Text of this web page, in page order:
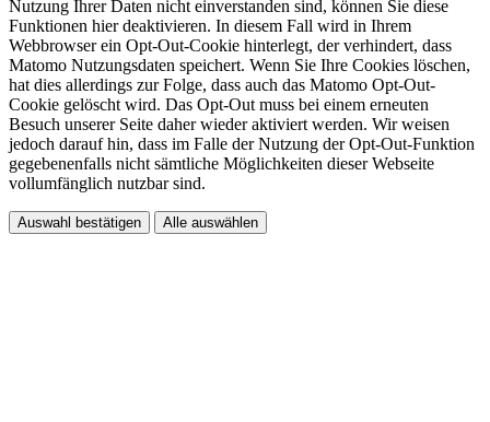
Nutzung Ihrer Daten nicht einverstanden sind, können Sie diese
Funktionen hier deaktivieren. In diesem Fall wird in Ihrem
Webbrowser ein Opt-Out-Cookie hinterlegt, der verhindert, dass
Matomo Nutzungsdaten speichert. Wenn Sie Ihre Cookies löschen,
hat dies allerdings zur Folge, dass auch das Matomo Opt-Out-
Cookie gelöscht wird. Das Opt-Out muss bei einem erneuten
Besuch unserer Seite daher wieder aktiviert werden. Wir weisen
jedoch darauf hin, dass im Falle der Nutzung der Opt-Out-Funktion
gegebenenfalls nicht sämtliche Möglichkeiten dieser Webseite
vollumfänglich nutzbar sind.
Auswahl bestätigen Alle auswählen